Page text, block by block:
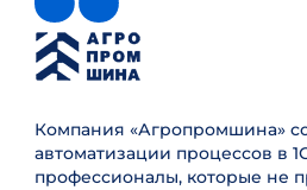
Компания «Агропромшина»
автоматизации процессов в
профессионалы, которые не